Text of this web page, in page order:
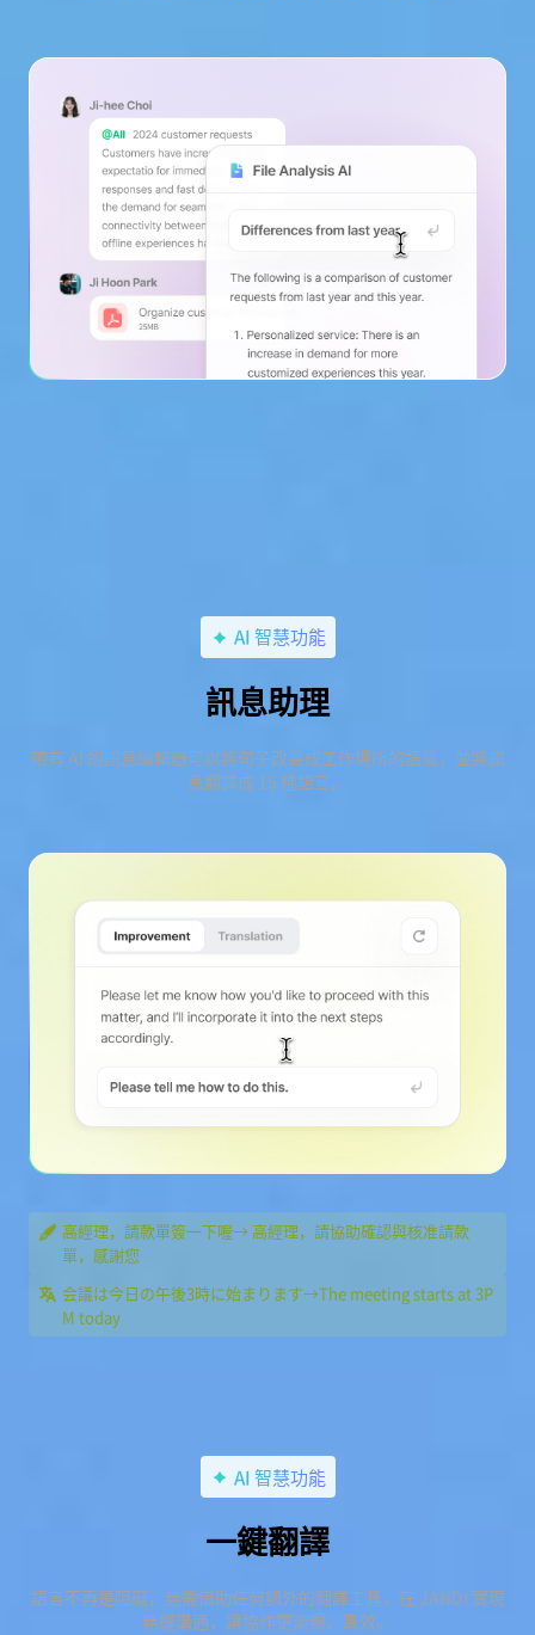
AI 智慧功能
訊息助理
帶有 AI 的訊息編輯器可以將句子改善成工作場所的語氣，並將訊
息翻譯成 15 種語言。
高經理，請款單簽一下喔→ 高經理，請協助確認與核准請款
單，感謝您
会議は今日の午後3時に始まります→The meeting starts at 3P
M today
AI 智慧功能
一鍵翻譯
語言不再是阻礙，無需借助任何額外的翻譯工具，在 JANDI 實現
無縫溝通，讓協作更流暢、高效。